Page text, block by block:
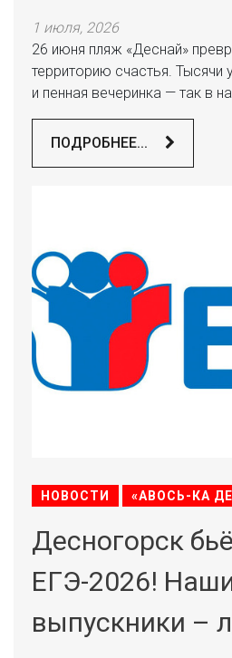
1 июля, 2026
26 июня пляж «Деснай»
территорию счастья.
и пенная вечеринка — так в
ПОДРОБНЕЕ...
НОВОСТИ «АВОСЬ-КА
Десногорск
ЕГЭ-2026!
выпускники –